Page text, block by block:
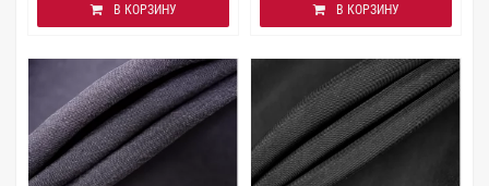
В КОРЗИНУ В КОРЗИНУ